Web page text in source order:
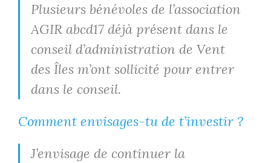
Plusieurs bénévoles de l’association
AGIR abcd17 déjà présent dans le
conseil d’administration de Vent
des Îles m’ont sollicité pour entrer
dans le conseil.
Comment envisages-tu de t’investir ?
J’envisage de continuer la